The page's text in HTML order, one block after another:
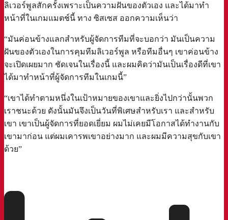
ลิเวอร์พูลสักครั้งเพราะเป็นความฝันของตัวเอง และได้มาทำ
หน้าที่ในเกมแมตช์นี้ ทาง ซิสเซส ออกความเห็นว่า
“มันค่อนข้างแลกสำหรับผู้จัดการทีมที่จะบอกว่า มันเป็นความ
ฝันของตัวเองในการคุมทีมลิเวอร์พูล หรือทีมอื่นๆ เขาค่อนข้าง
จะเปิดเผยมาก ชัดเจนในเรื่องนี้ และผมคิดว่ามันเป็นเรื่องดีที่เขา
ได้มาทำหน้าที่ผู้จัดการทีมในเกมนี้”
“เขาได้ทำตามหนึ่งในเป้าหมายของเขาและยิ่งไปกว่านั้นพวก
เราชนะด้วย ดังนั้นมันจึงเป็นวันที่พิเศษสำหรับเรา และสำหรับ
เขา เขาเป็นผู้จัดการที่ยอดเยี่ยม ผมไม่เคยมีโอกาสได้ทำงานกับ
เขามาก่อน แต่ผมเคารพเขาอย่างมาก และผมมีความสุขกับเขา
ด้วย”